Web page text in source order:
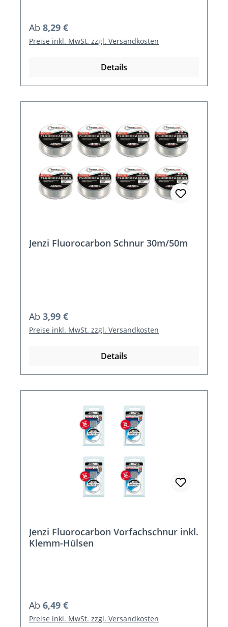
Regulärer Preis:
Ab 8,29 €
Preise inkl. MwSt. zzgl. Versandkosten
Details
Jenzi Fluorocarbon Schnur 30m/50m
Regulärer Preis:
Ab 3,99 €
Preise inkl. MwSt. zzgl. Versandkosten
Details
Jenzi Fluorocarbon Vorfachschnur inkl.
Klemm-Hülsen
Regulärer Preis:
Ab 6,49 €
Preise inkl. MwSt. zzgl. Versandkosten